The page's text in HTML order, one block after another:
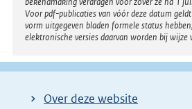
Voor pdf-publicaties van vóór deze datum
vorm uitgegeven bladen formele status
elektronische versies daarvan worden bij wijze
Over deze website